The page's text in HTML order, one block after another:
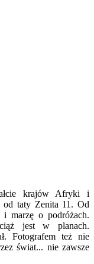
krajów Afryki i
od taty Zenita 11. Od
i marzę o podróżach.
jest w planach.
Fotografem też nie
świat... nie zawsze